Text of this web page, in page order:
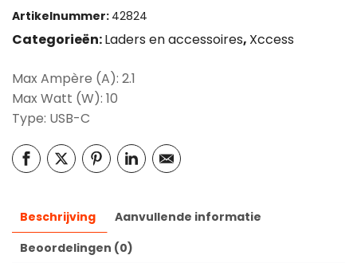
Artikelnummer: 42824
Categorieën:Laders en accessoires, Xccess
Max Ampère (A): 2.1
Max Watt (W): 10
Type: USB-C
Beschrijving
Aanvullende informatie
Beoordelingen (0)